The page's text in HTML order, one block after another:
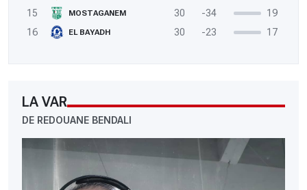
15
MOSTAGANEM 30 -34
19
16
EL BAYADH 30 -23 17
LA VAR
DE REDOUANE BENDALI